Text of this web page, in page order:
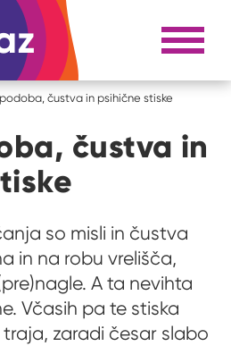
#to sem jaz Razpri
čustva in psihične stiske
čustva in
so misli in čustva
in na robu vrelišča,
A ta nevihta
Včasih pa te stiska
zaradi česar slabo